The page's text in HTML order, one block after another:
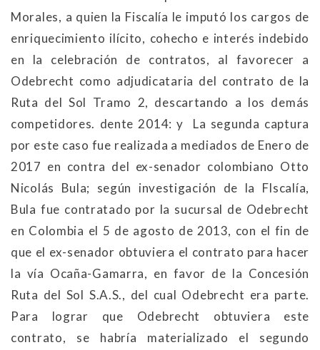
Morales, a quien la Fiscalía le imputó los cargos de
enriquecimiento ilícito, cohecho e interés indebido
en la celebración de contratos, al favorecer a
Odebrecht como adjudicataria del contrato de la
Ruta del Sol Tramo 2, descartando a los demás
competidores. dente 2014: y La segunda captura
por este caso fue realizada a mediados de Enero de
2017 en contra del ex-senador colombiano Otto
Nicolás Bula; según investigación de la FIscalía,
Bula fue contratado por la sucursal de Odebrecht
en Colombia el 5 de agosto de 2013, con el fin de
que el ex-senador obtuviera el contrato para hacer
la vía Ocaña-Gamarra, en favor de la Concesión
Ruta del Sol S.A.S., del cual Odebrecht era parte.
Para lograr que Odebrecht obtuviera este
contrato, se habría materializado el segundo